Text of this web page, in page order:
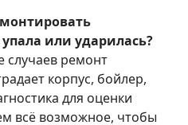
или ударилась?
случаев ремонт
корпус, бойлер,
для оценки
всё возможное, чтобы